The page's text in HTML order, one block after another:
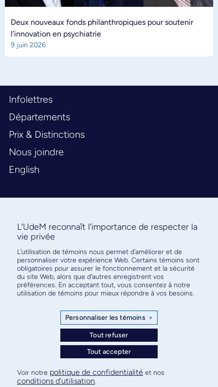
Deux nouveaux fonds philanthropiques pour soutenir
l’innovation en psychiatrie
9 juin 2026
Infolettres
Départements
Prix & Distinctions
Nous joindre
English
Abonnez-vous à notre infolettre
pour connaître l’actualité facultaire
Plan de site
Confidentialité
L’UdeM reconnaît l’importance de respecter la
vie privée
L’utilisation de témoins nous permet d’améliorer et de
personnaliser votre expérience Web. Certains témoins sont
obligatoires pour assurer le fonctionnement et la sécurité
du site Web, alors que d’autres enregistrent vos
préférences. En acceptant tout, vous consentez à notre
utilisation de témoins pour mieux répondre à vos besoins.
Personnaliser les témoins >
Tout refuser
Tout accepter
Voir notre politique de confidentialité et nos
conditions d’utilisation.